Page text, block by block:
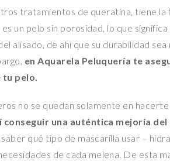
tratamientos de queratina, tiene
un pelo sin porosidad, lo que
alisado, de ahí que su durabilidad
en Aquarela Peluquería te
tu pelo.
no se quedan solamente en
una auténtica mejoría del
saber qué tipo de mascarilla usar –
de cada melena. De esta